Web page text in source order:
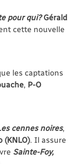
pour qui? Gérald
cette nouvelle
les captations
P-O
cennes noires,
(KNLO) . Il assure
Sainte-Foy,